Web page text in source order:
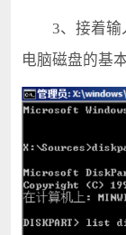
3、接着输入
电脑磁盘的基